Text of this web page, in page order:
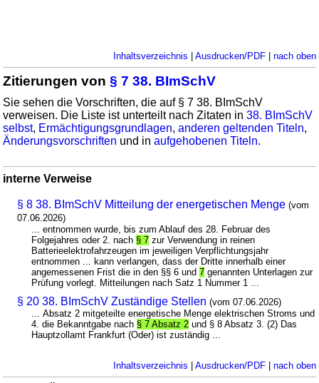
Inhaltsverzeichnis Ausdrucken/PDF| nach oben
Zitierungen von§ 7 38. BImSchV
Sie sehen die Vorschriften, die auf § 7 38. BImSchV
verweisen. Die Liste ist unterteilt nach Zitaten in38. BImSchV
selbst, Ermächtigungsgrundlagen,anderen geltenden Titeln,
Änderungsvorschriften und inaufgehobenen Titeln.
interne Verweise
§ 8 38. BImSchV Mitteilung der energetischen Menge (vom
07.06.2026)
... entnommen wurde, bis zum Ablauf des 28. Februar des
Folgejahres oder 2. nach § 7 zur Verwendung in reinen
Batterieelektrofahrzeugen im jeweiligen Verpflichtungsjahr
entnommen ... kann verlangen, dass der Dritte innerhalb einer
angemessenen Frist die in den §§ 6 und7 genannten Unterlagen zur
Prüfung vorlegt. Mitteilungen nach Satz 1 Nummer 1 ...
§ 20 38. BImSchV Zuständige Stellen (vom 07.06.2026)
... Absatz 2 mitgeteilte energetische Menge elektrischen Stroms und
4. die Bekanntgabe nach § 7 Absatz 2 und § 8 Absatz 3. (2) Das
Hauptzollamt Frankfurt (Oder) ist zuständig ...
Inhaltsverzeichnis Ausdrucken/PDF| nach oben